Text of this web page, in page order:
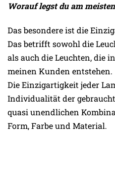
Worauf legst du am
Das besondere ist die
Das betrifft sowohl die
als auch die Leuchten, die
meinen Kunden entstehen.
Die Einzigartigkeit jeder
Individualität der
quasi unendlichen
Form, Farbe und Material.